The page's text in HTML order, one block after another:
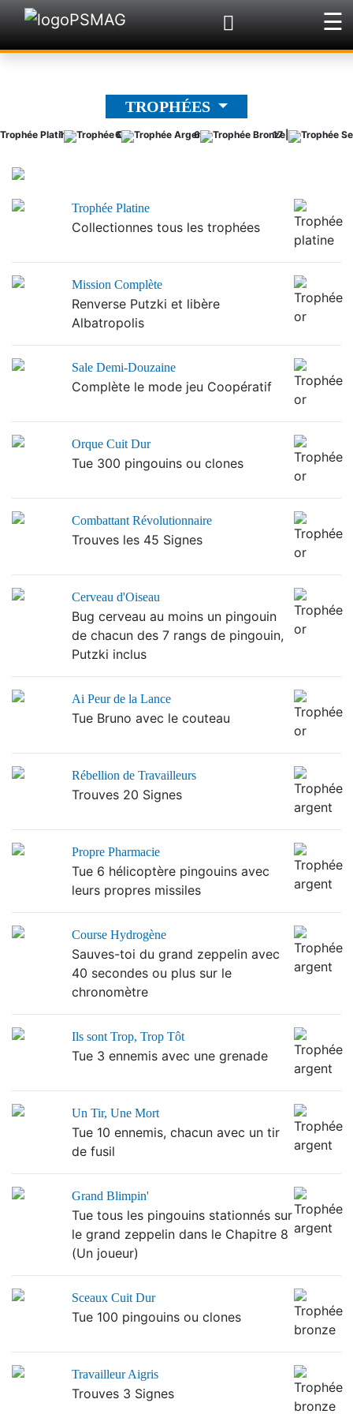
☰
×
TROPHÉES
1 6 6 17 |
Trophée Platine
Collectionnes tous les trophées
Mission Complète
Renverse Putzki et libère
Albatropolis
Sale Demi-Douzaine
Complète le mode jeu Coopératif
Orque Cuit Dur
Tue 300 pingouins ou clones
Combattant Révolutionnaire
Trouves les 45 Signes
Cerveau d'Oiseau
Bug cerveau au moins un pingouin
de chacun des 7 rangs de pingouin,
Putzki inclus
Ai Peur de la Lance
Tue Bruno avec le couteau
Rébellion de Travailleurs
Trouves 20 Signes
Propre Pharmacie
Tue 6 hélicoptère pingouins avec
leurs propres missiles
Course Hydrogène
Sauves-toi du grand zeppelin avec
40 secondes ou plus sur le
chronomètre
Ils sont Trop, Trop Tôt
Tue 3 ennemis avec une grenade
Un Tir, Une Mort
Tue 10 ennemis, chacun avec un tir
de fusil
Grand Blimpin'
Tue tous les pingouins stationnés sur
le grand zeppelin dans le Chapitre 8
(Un joueur)
Sceaux Cuit Dur
Tue 100 pingouins ou clones
Travailleur Aigris
Trouves 3 Signes